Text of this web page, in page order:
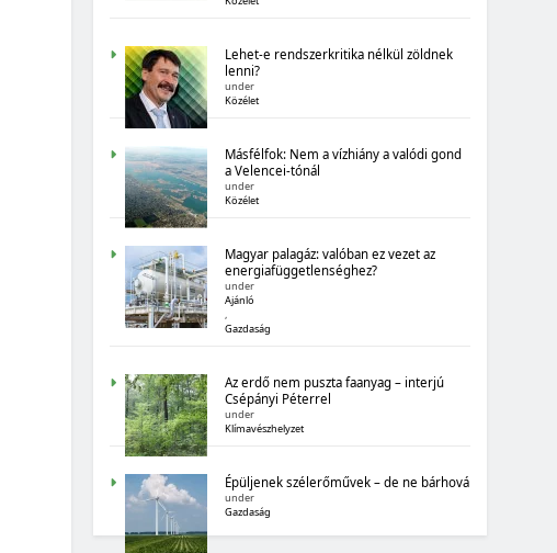
MAGYARORSZÁG SZÁMOKBAN:
BIOGAZDÁLKODÁS
MAGYARORSZÁG SZÁMOKBAN
TIZENHAT ADATSOR A TIZENHAT ÉVRŐL
MAGYARORSZÁG SZÁMOKBAN
MAGYARORSZÁG SZÁMOKBAN: BOLDOGSÁG
Lehet-e rendszerkritika nélkül zöldnek
lenni?
under
Közélet
Másfélfok: Nem a vízhiány a valódi gond
a Velencei-tónál
under
Közélet
Magyar palagáz: valóban ez vezet az
energiafüggetlenséghez?
under
Ajánló
Gazdaság
Az erdő nem puszta faanyag – interjú
Csépányi Péterrel
under
Klímavészhelyzet
Épüljenek szélerőművek – de ne bárhová
under
Gazdaság